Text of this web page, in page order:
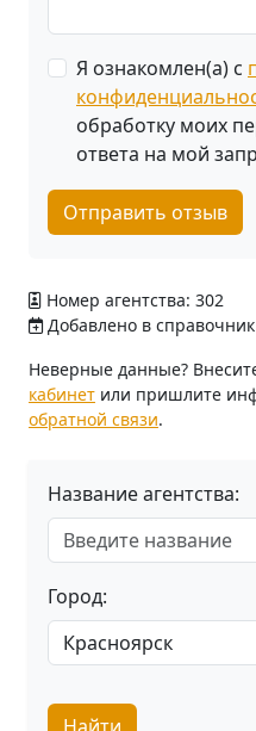
Я ознакомлен(а) с
обработку моих
ответа на мой
Отправить отзыв
Номер агентства: 302
Добавлено в
Неверные данные?
кабинет или пришлите
обратной связи.
Название агентства:
Город: